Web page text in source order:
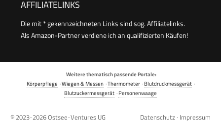
AFFILIATELINKS
Die mit * gekennzeichneten Links sind sog. Affiliatelinks.
Als Amazon-Partner verdiene ich an qualifizierten Käufen!
Weitere thematisch passende Portale:
Körperpflege ·Wiegen & Messen·Thermometer·Blutdruckmessgerät·
Blutzuckermessgerät ·Personenwaage
© 2023-2026Ostsee-Ventures UG Datenschutz · Impressum